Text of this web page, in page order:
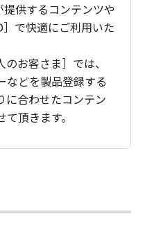
供するコンテンツや
で快適にご利用いた
お客さま］では、
などを製品登録する
に合わせたコンテン
頂きます。